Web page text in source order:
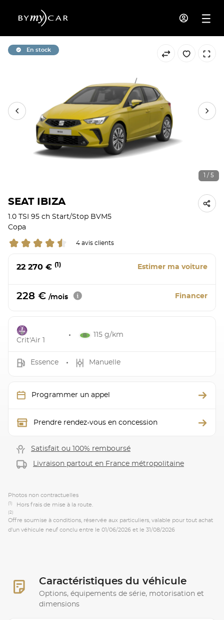
En stock
1 / 5
SEAT IBIZA
1.0 TSI 95 ch Start/Stop BVM5
Copa
4 avis clients
22 270 € (1) Estimer ma voiture
228 € /mois Financer
Crit'Air 1
115 g/km
Essence Manuelle
Programmer un appel
Prendre rendez-vous en concession
Satisfait ou 100% remboursé
Livraison partout en France métropolitaine
Photos non contractuelles
(1) Hors frais de mise à la route.
(2)
Offre soumise à conditions, réservée aux particuliers, valable pour tout achat
d'un véhicule neuf conclu entre le 01/06/2026 et le 31/08/2026
Caractéristiques du véhicule
Options, équipements de série, motorisation et
dimensions